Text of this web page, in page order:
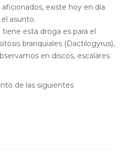
existe hoy en día
asunto.
esta droga es para el
branquiales (Dactilogyrus),
en discos, escalares
de las siguientes